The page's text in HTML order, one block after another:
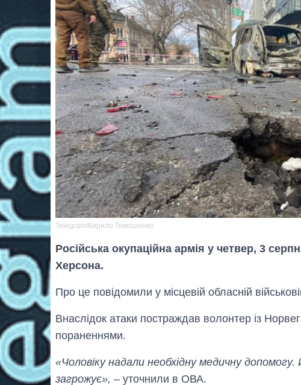
Telegram/Кирило Тимошенко
Російська окупаційна армія у четвер, 3
Херсона.
Про це повідомили у місцевій обласній
Внаслідок атаки постраждав волонтер із
пораненнями.
«Чоловіку надали необхідну медичну
загрожує», – уточнили в ОВА.